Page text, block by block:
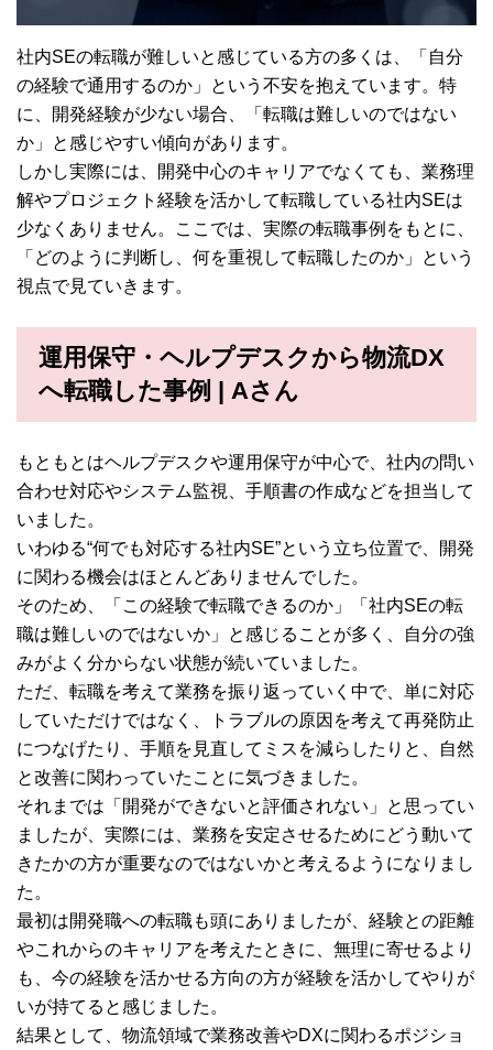
社内SEの転職が難しいと感じている方の多くは、「自分
の経験で通用するのか」という不安を抱えています。特
に、開発経験が少ない場合、「転職は難しいのではない
か」と感じやすい傾向があります。
しかし実際には、開発中心のキャリアでなくても、業務理
解やプロジェクト経験を活かして転職している社内SEは
少なくありません。ここでは、実際の転職事例をもとに、
「どのように判断し、何を重視して転職したのか」という
視点で見ていきます。
運用保守・ヘルプデスクから物流DX
へ転職した事例 | Aさん
もともとはヘルプデスクや運用保守が中心で、社内の問い
合わせ対応やシステム監視、手順書の作成などを担当して
いました。
いわゆる“何でも対応する社内SE”という立ち位置で、開発
に関わる機会はほとんどありませんでした。
そのため、「この経験で転職できるのか」「社内SEの転
職は難しいのではないか」と感じることが多く、自分の強
みがよく分からない状態が続いていました。
ただ、転職を考えて業務を振り返っていく中で、単に対応
していただけではなく、トラブルの原因を考えて再発防止
につなげたり、手順を見直してミスを減らしたりと、自然
と改善に関わっていたことに気づきました。
それまでは「開発ができないと評価されない」と思ってい
ましたが、実際には、業務を安定させるためにどう動いて
きたかの方が重要なのではないかと考えるようになりまし
た。
最初は開発職への転職も頭にありましたが、経験との距離
やこれからのキャリアを考えたときに、無理に寄せるより
も、今の経験を活かせる方向の方が経験を活かしてやりが
いが持てると感じました。
結果として、物流領域で業務改善やDXに関わるポジショ